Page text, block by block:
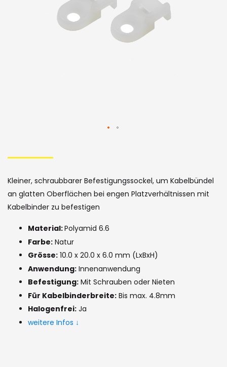
to
the
beginning
of
the
images
gallery
Kleiner, schraubbarer Befestigungssockel, um Kabelbündel
an glatten Oberflächen bei engen Platzverhältnissen mit
Kabelbinder zu befestigen
Material:Polyamid 6.6
Farbe: Natur
Grösse: 10.0 x 20.0 x 6.0 mm (LxBxH)
Anwendung: Innenanwendung
Befestigung: Mit Schrauben oder Nieten
Für Kabelbinderbreite: Bis max. 4.8mm
Halogenfrei: Ja
weitere Infos ↓